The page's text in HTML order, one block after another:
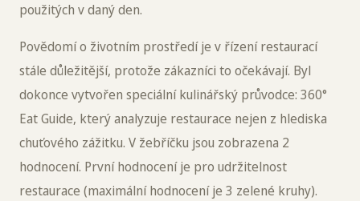
použitých v daný den.
Povědomí o životním prostředí je v řízení restaurací
stále důležitější, protože zákazníci to očekávají. Byl
dokonce vytvořen speciální kulinářský průvodce: 360°
Eat Guide, který analyzuje restaurace nejen z hlediska
chuťového zážitku. V žebříčku jsou zobrazena 2
hodnocení. První hodnocení je pro udržitelnost
restaurace (maximální hodnocení je 3 zelené kruhy).